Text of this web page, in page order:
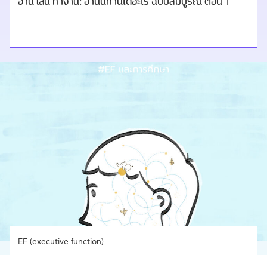
อ่าน เล่น ทำงาน: อ่านนิทานได้อะไร ฉบับสมบูรณ์ ตอน 1
EF (executive function)